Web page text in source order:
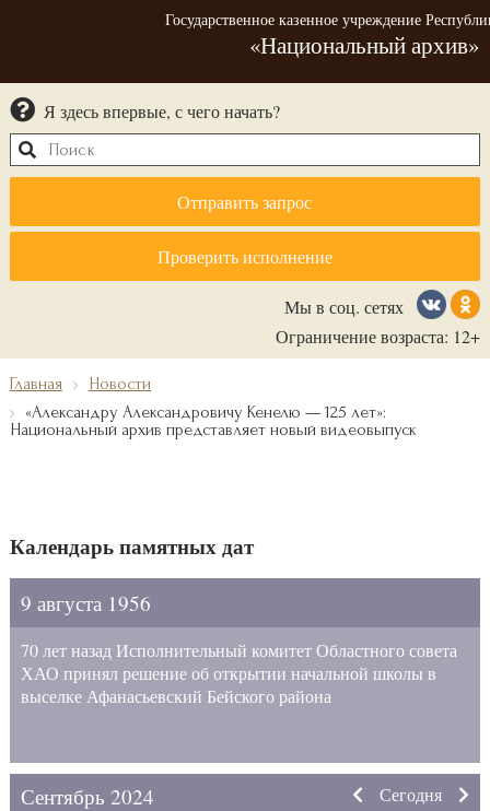
Государственное казенное учреждение
«Национальный архив»
Я здесь впервые, с чего начать?
Отправить запрос
Проверить исполнение
Мы в соц. сетях
Ограничение возраста: 12+
Главная
Новости
«Александру Александровичу Кенелю — 125 лет»:
Национальный архив представляет новый видеовыпуск
Календарь памятных дат
9 августа 1956
70 лет назад Исполнительный комитет Областного совета
ХАО принял решение об открытии начальной школы в
выселке Афанасьевский Бейского района
Сентябрь 2024 Сегодня